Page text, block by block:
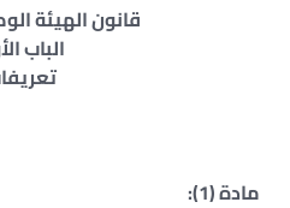
قانون الهيئة
الباب
مادة (1):